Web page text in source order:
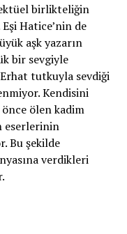
birlikteliğin
Hatice’nin de
aşk yazarın
bir sevgiyle
tutkuyla sevdiği
Kendisini
önce ölen kadim
eserlerinin
Bu şekilde
verdikleri